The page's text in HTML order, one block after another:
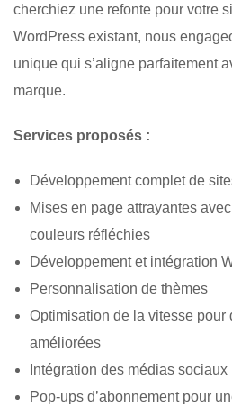
cherchiez une refonte pour votre
WordPress existant, nous
unique qui s’aligne parfaitement
marque.
Services proposés :
Développement complet de
Mises en page attrayantes
couleurs réfléchies
Développement et intégration
Personnalisation de thèmes
Optimisation de la vitesse pour
améliorées
Intégration des médias sociaux
Pop-ups d’abonnement pour